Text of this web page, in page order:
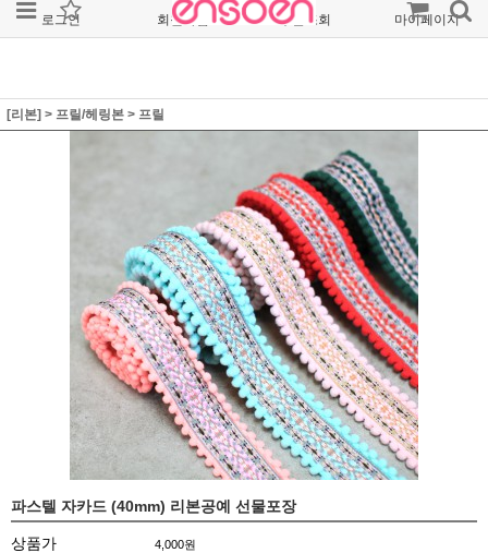
로그인 회원가입 주문조회 마이페이지
[리본] > 프릴/헤링본 > 프릴
파스텔 자카드 (40mm) 리본공예 선물포장
상품가 4,000원